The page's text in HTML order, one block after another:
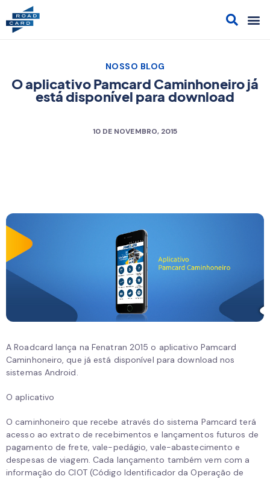
NOSSO BLOG
O aplicativo Pamcard Caminhoneiro já
está disponível para download
10 DE NOVEMBRO, 2015
A Roadcard lança na Fenatran 2015 o aplicativo Pamcard
Caminhoneiro, que já está disponível para download nos
sistemas Android.
O aplicativo
O caminhoneiro que recebe através do sistema Pamcard terá
acesso ao extrato de recebimentos e lançamentos futuros de
pagamento de frete, vale-pedágio, vale-abastecimento e
despesas de viagem. Cada lançamento também vem com a
informação do CIOT (Código Identificador da Operação de